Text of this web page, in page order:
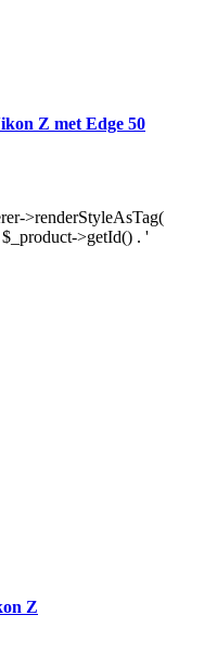
Z met Edge 50
>renderStyleAsTag(
>getId() . '
Z